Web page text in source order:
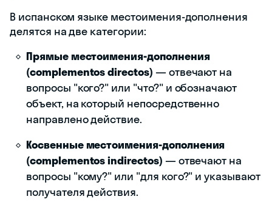
В испанском языке местоимения-дополнения
делятся на две категории:
Прямые местоимения-дополнения
(complementos directos) — отвечают на
вопросы "кого?" или "что?" и обозначают
объект, на который непосредственно
направлено действие.
Косвенные местоимения-дополнения
(complementos indirectos) — отвечают на
вопросы "кому?" или "для кого?" и указывают
получателя действия.